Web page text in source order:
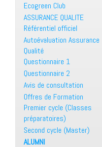
Ecogreen Club
ASSURANCE QUALITE
Référentiel officiel
Autoévaluation Assurance
Qualité
Questionnaire 1
Questionnaire 2
Avis de consultation
Offres de Formation
Premier cycle (Classes
préparatoires)
Second cycle (Master)
ALUMNI